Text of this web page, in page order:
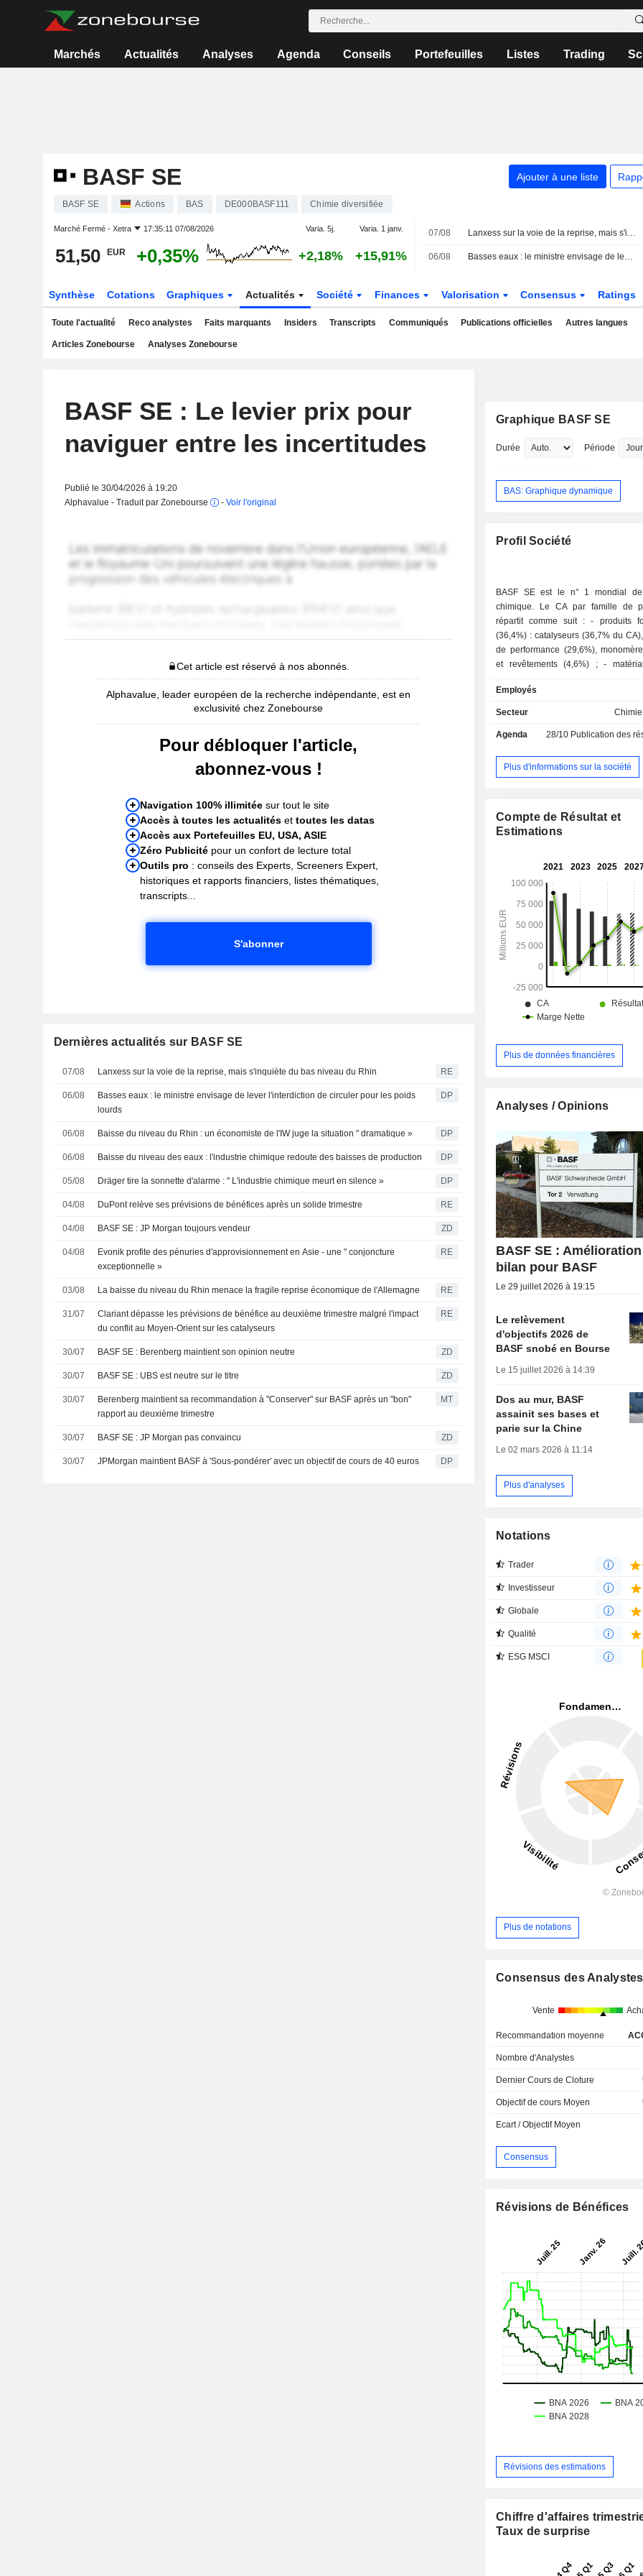
Marchés Actualités Analyses Agenda Conseils Portefeuilles Listes Trading
BASF SE Ajouter à une liste
BASF SE Actions BAS DE000BASF111 Chimie diversifiée
Marché Fermé - Xetra 17:35:11 07/08/2026 Varia. 5j. Varia. 1 janv.
51,50 EUR +0,35% +2,18% +15,91%
07/08 Lanxess sur la voie de la reprise, mais s'inquiète du bas niveau du Rhin
06/08 Basses eaux : le ministre envisage de lever l'interdiction de circuler pour les poids lourds
Synthèse Cotations Graphiques Actualités Société Finances Valorisation Consensus Ratings
Toute l'actualité Reco analystes Faits marquants Insiders Transcripts Communiqués Publications officielles Autres langues
Articles Zonebourse Analyses Zonebourse
BASF SE : Le levier prix pour
naviguer entre les incertitudes
Publié le 30/04/2026 à 19:20
Alphavalue - Traduit par Zonebourse
- Voir l'original
Cet article est réservé à nos abonnés.
Alphavalue, leader européen de la recherche indépendante, est en
exclusivité chez Zonebourse
Pour débloquer l'article,
abonnez-vous !
Navigation 100% illimitée sur tout le site
Accès à toutes les actualités ettoutes les datas
Accès aux Portefeuilles EU, USA, ASIE
Zéro Publicité pour un confort de lecture total
Outils pro : conseils des Experts, Screeners Expert,
historiques et rapports financiers, listes thématiques,
transcripts...
S'abonner
Dernières actualités sur BASF SE
07/08 Lanxess sur la voie de la reprise, mais s'inquiète du bas niveau du Rhin RE
06/08
Basses eaux : le ministre envisage de lever l'interdiction de circuler pour les poids
lourds
DP
06/08 Baisse du niveau du Rhin : un économiste de l'IW juge la situation " dramatique » DP
06/08 Baisse du niveau des eaux : l'industrie chimique redoute des baisses de production DP
05/08 Dräger tire la sonnette d'alarme : " L'industrie chimique meurt en silence » DP
04/08 DuPont relève ses prévisions de bénéfices après un solide trimestre RE
04/08 BASF SE : JP Morgan toujours vendeur ZD
04/08
Evonik profite des pénuries d'approvisionnement en Asie - une " conjoncture
exceptionnelle »
RE
03/08 La baisse du niveau du Rhin menace la fragile reprise économique de l'Allemagne RE
31/07
Clariant dépasse les prévisions de bénéfice au deuxième trimestre malgré l'impact
du conflit au Moyen-Orient sur les catalyseurs
RE
30/07 BASF SE : Berenberg maintient son opinion neutre ZD
30/07 BASF SE : UBS est neutre sur le titre ZD
30/07
Berenberg maintient sa recommandation à "Conserver" sur BASF après un "bon"
rapport au deuxième trimestre
MT
30/07 BASF SE : JP Morgan pas convaincu ZD
30/07 JPMorgan maintient BASF à 'Sous-pondérer' avec un objectif de cours de 40 euros DP
Graphique BASF SE
Durée Période
BAS: Graphique dynamique
Profil Société
BASF SE est le n° 1 mondial de
chimique. Le CA par famille de
répartit comme suit : - produits fonctionnels
(36,4%) : catalyseurs (36,7% du
de performance (29,6%),
et revêtements (4,6%) ; - matériaux hautes
(31,8% du CA), produits
(31,6%), produits chimiques de
produits chimiques (16,9%) :
intermédiaires (25,5%) ; - produits
agrochimiques (16,1%) ; - autres (5,3%). La
du Nord (26,3%), Asie-Pacifique
Amérique du Sud-Afrique-Moyen-
Employés
Secteur
Agenda 28/10 Publication des résultats
Plus d'informations sur la société
Compte de Résultat et
Estimations
Plus de données financières
Analyses / Opinions
BASF SE :
bilan pour BASF
Le 29 juillet 2026 à 19:15
Le relèvement
d'objectifs 2026 de
BASF snobé en Bourse
Le 15 juillet 2026 à 14:39
Dos au mur, BASF
assainit ses bases et
parie sur la Chine
Le 02 mars 2026 à 11:14
Plus d'analyses
Notations
Trader
Investisseur
Globale
Qualité
ESG MSCI
Plus de notations
Consensus des Analystes
Vente
Recommandation moyenne
Nombre d'Analystes
Dernier Cours de Cloture
Objectif de cours Moyen
Ecart / Objectif Moyen
Consensus
Révisions de Bénéfices
Révisions des estimations
Chiffre d'affaires
Taux de surprise